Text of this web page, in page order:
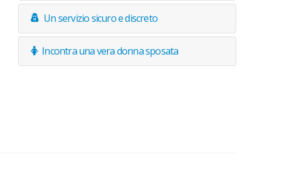
Un servizio sicuro e discreto
Incontra una vera donna sposata